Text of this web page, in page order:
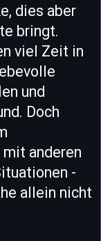
dies aber
bringt.
viel Zeit in
und
Doch
mit anderen
-
allein nicht